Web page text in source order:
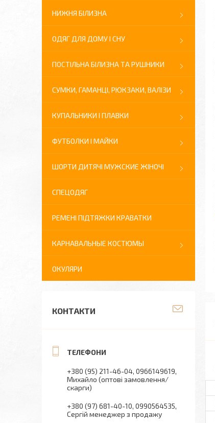
НИЖНЯ БІЛИЗНА
ОДЯГ ДЛЯ ДОМУ І СНУ
ПОСТІЛЬНА БІЛИЗНА ТА РУШНИКИ
СУМКИ, ГАМАНЦІ, РЮКЗАКИ, ВАЛІЗИ
КУПАЛЬНИКИ І ПЛАВКИ
ФУТБОЛКИ І МАЙКИ
ШОРТИ ДИТЯЧІ МУЖСКИЕ ЖІНОЧІ
СПЕЦОДЯГ
РЕМЕНІ ПІДТЯЖКИ КРАВАТКИ
КАРНАВАЛЬНЫЕ КОСТЮМЫ
ОКУЛЯРИ
КОНТАКТИ
+380 (95) 211-46-04 0966149619
Михайло (оптові замовлення/
скарги)
+380 (97) 681-40-10 0990564535
Сергій менеджер з продажу